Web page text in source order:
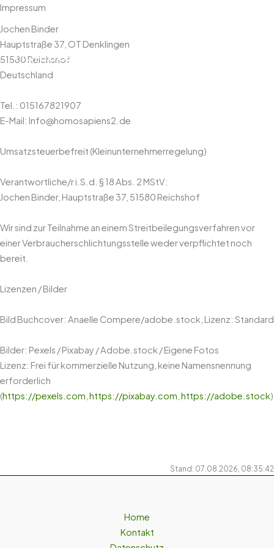
Zum
HomoSapiens2
Impressum
Jochen Binder
Hauptstraße 37, OT Denklingen
51580 Reichshof
Deutschland
Tel.: 015167821907
E-Mail: Info@homosapiens2.de
Umsatzsteuerbefreit (Kleinunternehmerregelung)
Verantwortliche/r i.S.d. § 18 Abs. 2 MStV:
Jochen Binder, Hauptstraße 37, 51580 Reichshof
Wir sind zur Teilnahme an einem Streitbeilegungsverfahren vor
einer Verbraucherschlichtungsstelle weder verpflichtet noch
bereit.
Lizenzen / Bilder
Bild Buchcover: Anaelle Compere/adobe.stock, Lizenz: Standard
Bilder: Pexels / Pixabay / Adobe.stock / Eigene Fotos
Lizenz: Frei für kommerzielle Nutzung, keine Namensnennung
erforderlich
(https://pexels.com https://pixabay.com https://adobe.stock)
Stand: 07.08.2026, 08:35:42
Home
Kontakt